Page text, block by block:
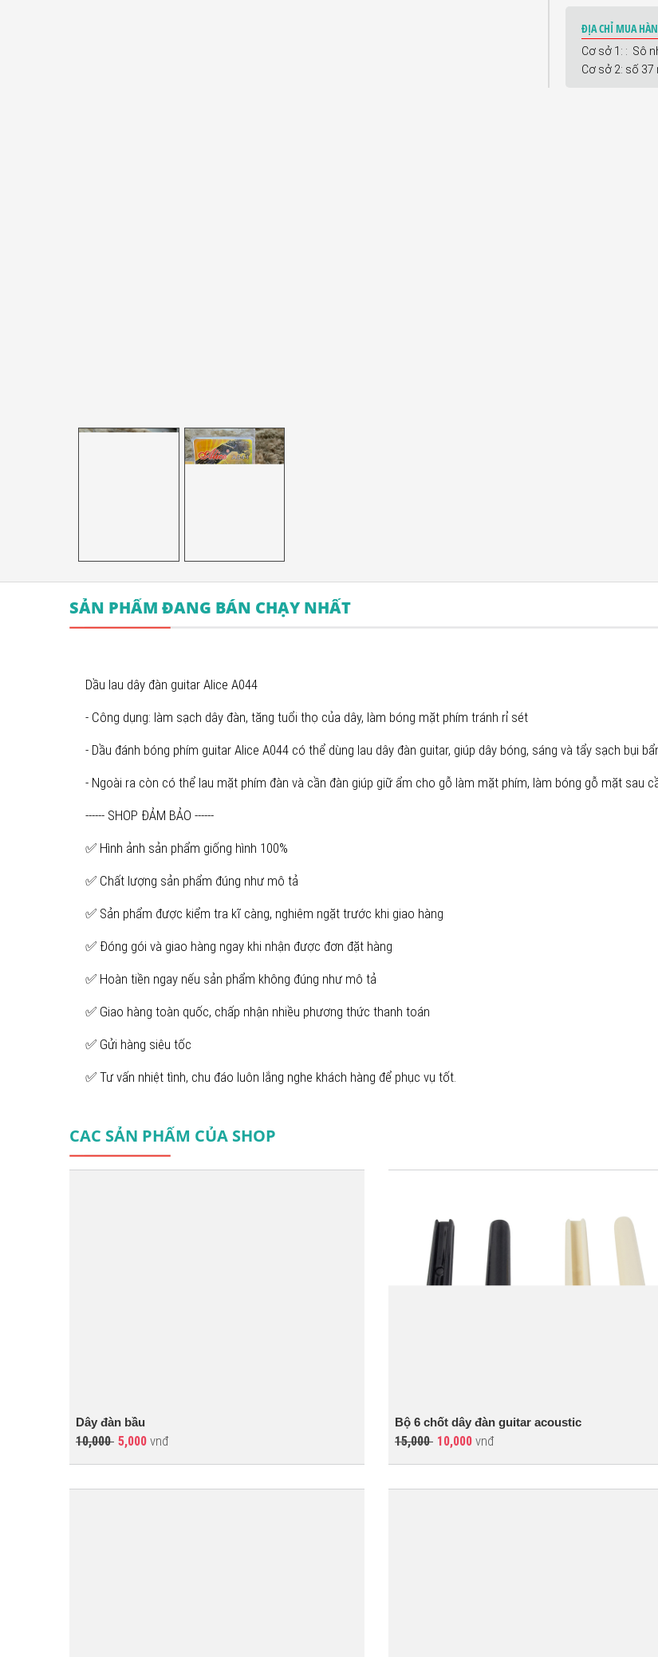
ĐỊA CHỈ MUA
Cơ sở 1: : Sô
Cơ sở 2: số
SẢN PHẨM ĐANG BÁN CHẠY NHẤT
Dầu lau dây đàn guitar Alice A044
- Công dụng: làm sạch dây đàn, tăng tuổi thọ của dây, làm bóng mặt phím tránh rỉ sét
- Dầu đánh bóng phím guitar Alice A044 có thể dùng lau dây đàn guitar, giúp dây bóng, sáng và tẩy sạch bụi
- Ngoài ra còn có thể lau mặt phím đàn và cần đàn giúp giữ ẩm cho gỗ làm mặt phím, làm bóng gỗ mặt sau
------ SHOP ĐẢM BẢO ------
✅ Hình ảnh sản phẩm giống hình 100%
✅ Chất lượng sản phẩm đúng như mô tả
✅ Sản phẩm được kiểm tra kĩ càng, nghiêm ngặt trước khi giao hàng
✅ Đóng gói và giao hàng ngay khi nhận được đơn đặt hàng
✅ Hoàn tiền ngay nếu sản phẩm không đúng như mô tả
✅ Giao hàng toàn quốc, chấp nhận nhiều phương thức thanh toán
✅ Gửi hàng siêu tốc
✅ Tư vấn nhiệt tình, chu đáo luôn lắng nghe khách hàng để phục vụ tốt.
CAC SẢN PHẨM CỦA SHOP
Dây đàn bầu
10,000 5,000 vnđ
Bộ 6 chốt dây đàn guitar acoustic
15,000 10,000 vnđ